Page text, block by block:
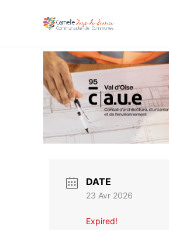
DATE
23 Avr 2026
Expired!